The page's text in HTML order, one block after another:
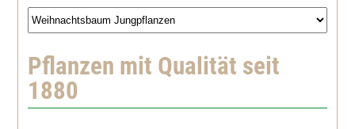
Salweide
Aschweide
Purpurweide
Pflanzen mit Qualität seit
1880